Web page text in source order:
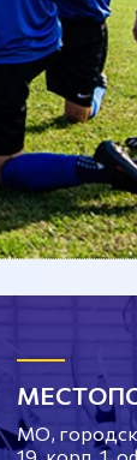
МО,
19, корп. 1,